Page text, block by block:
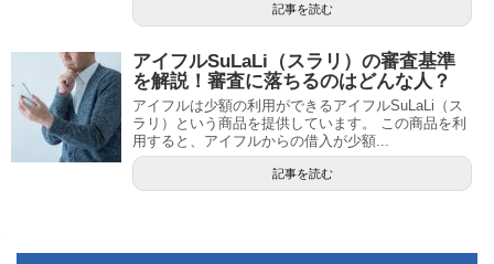
記事を読む
アイフルSuLaLi（スラリ）の審査基準
を解説！審査に落ちるのはどんな人？
アイフルは少額の利用ができるアイフルSuLaLi（ス
ラリ）という商品を提供しています。 この商品を利
用すると、アイフルからの借入が少額...
記事を読む